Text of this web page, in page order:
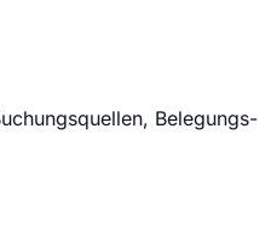
Belegungs-